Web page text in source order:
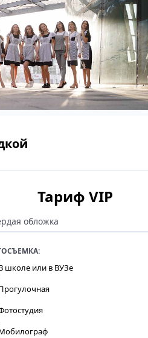
Тариф VIP
школе или в ВУЗе